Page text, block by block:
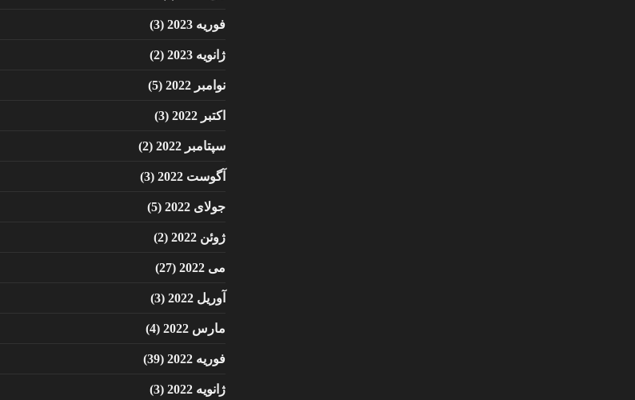
فوریه 2023 (3)
ژانویه 2023 (2)
نوامبر 2022 (5)
اکتبر 2022 (3)
سپتامبر 2022 (2)
آگوست 2022 (3)
جولای 2022 (5)
ژوئن 2022 (2)
می 2022 (27)
آوریل 2022 (3)
مارس 2022 (4)
فوریه 2022 (39)
ژانویه 2022 (3)